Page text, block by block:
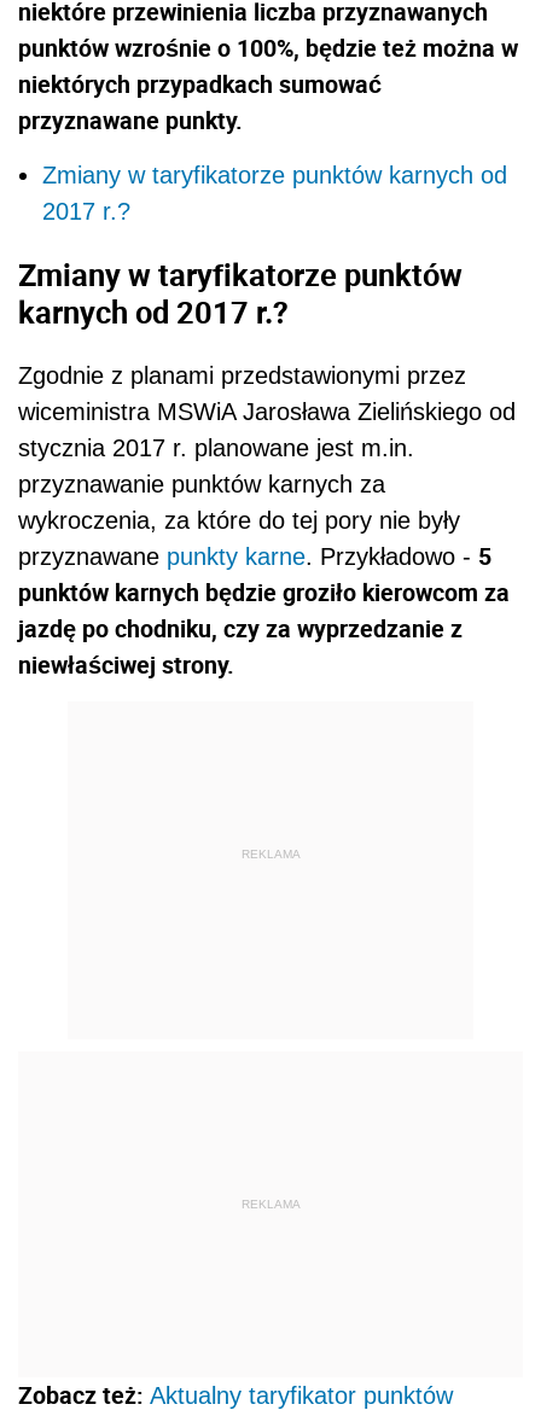
niektóre przewinienia liczba przyznawanych
punktów wzrośnie o 100%, będzie też można w
niektórych przypadkach sumować
przyznawane punkty.
Zmiany w taryfikatorze punktów karnych od
2017 r.?
Zmiany w taryfikatorze punktów
karnych od 2017 r.?
Zgodnie z planami przedstawionymi przez
wiceministra MSWiA Jarosława Zielińskiego od
stycznia 2017 r. planowane jest m.in.
przyznawanie punktów karnych za
wykroczenia, za które do tej pory nie były
przyznawane punkty karne. Przykładowo - 5
punktów karnych będzie groziło kierowcom za
jazdę po chodniku, czy za wyprzedzanie z
niewłaściwej strony.
REKLAMA
REKLAMA
Zobacz też: Aktualny taryfikator punktów